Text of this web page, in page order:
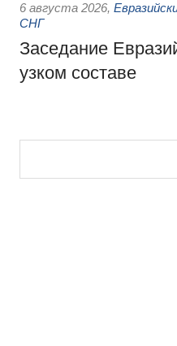
6 августа 2026,
СНГ
Заседание
узком составе